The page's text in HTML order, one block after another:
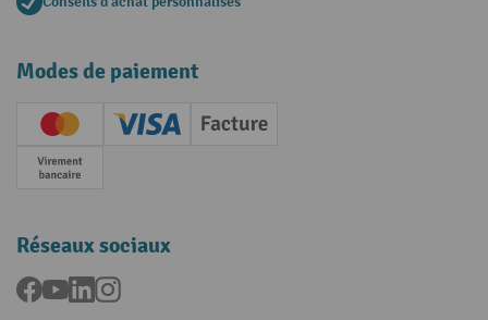
Modes de paiement
Creditcard (Master)Creditcard (Visa)
Facture
Paiement anticipé
Réseaux sociaux
Facebook
YouTubeLinkedInInstagram